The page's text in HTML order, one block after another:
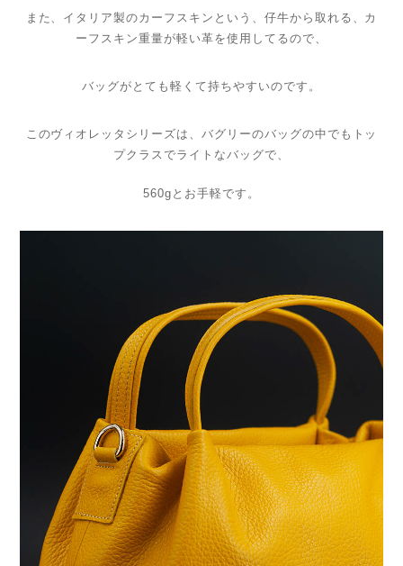
また、イタリア製のカーフスキンという、仔牛から取れる、カ
ーフスキン重量が軽い革を使用してるので、
バッグがとても軽くて持ちやすいのです。
このヴィオレッタシリーズは、バグリーのバッグの中でもトッ
プクラスでライトなバッグで、
560gとお手軽です。